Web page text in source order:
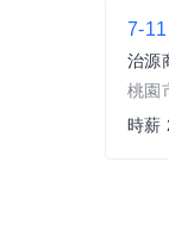
7-
治源
桃園
時薪